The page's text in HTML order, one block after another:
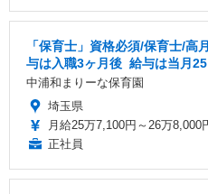
「保育士」資格必須/保育士/️
与は入職3ヶ月後 ️ 給与は当月
中浦和まりーな保育園
埼玉県
月給25万7,100円～26万8,000
正社員